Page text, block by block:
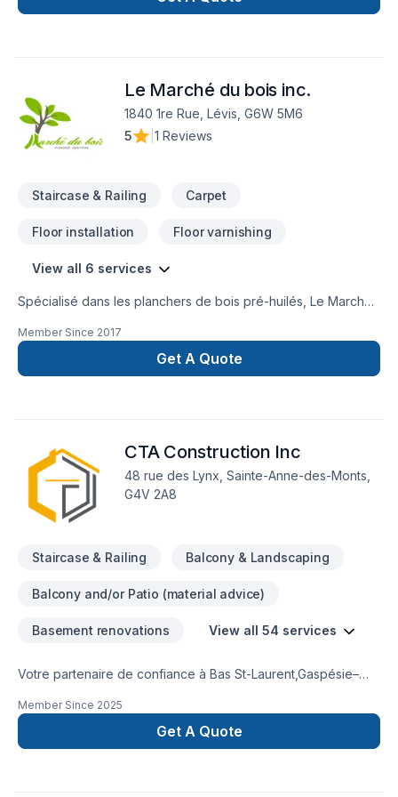
Le Marché du bois inc.
1840 1re Rue, Lévis, G6W 5M6
5
1 Reviews
Staircase & Railing Carpet
Floor installation Floor varnishing
View all 6 services
Spécialisé dans les planchers de bois pré-huilés, Le Marché
l’huile naturelle et son fini CristaLIN haute durabilité. La
Collection du Marché c’est avant tout des planchers de bois
sélectionnés parmi les meilleurs producteurs québécois.
Member Since 2017
Get A Quote
CTA Construction Inc
48 rue des Lynx, Sainte-Anne-des-Monts,
G4V 2A8
Staircase & Railing Balcony & Landscaping
Balcony and/or Patio (material advice)
Basement renovations View all 54 services
Votre partenaire de confiance à Bas St-Laurent,Gaspésie–
Adaptation dom., Agrandissement, Après-sinistre, Armoires,
Béton, Calfeutrage, Carrelage, Commercial, Cuisine, Escalier
et rampe, Excavation intérieur, Foyer et poêle, Garage,
Member Since 2025
Get A Quote